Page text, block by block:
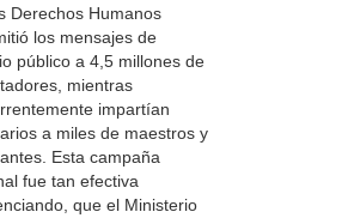
Derechos Humanos
los mensajes de
público a 4,5 millones de
mientras
impartían
a miles de maestros y
Esta campaña
fue tan efectiva
que el Ministerio